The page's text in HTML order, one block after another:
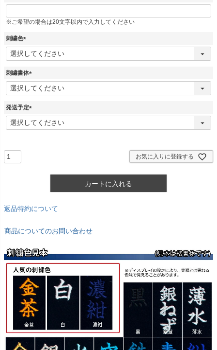
※ご希望の場合は20文字以内で入力してください
刺繍色
(
必
)
刺繍書体
(
必
)
発送予定
(
必
お気に入りに登録する
カートに入れる
返品特約について
商品についてのお問い合わせ